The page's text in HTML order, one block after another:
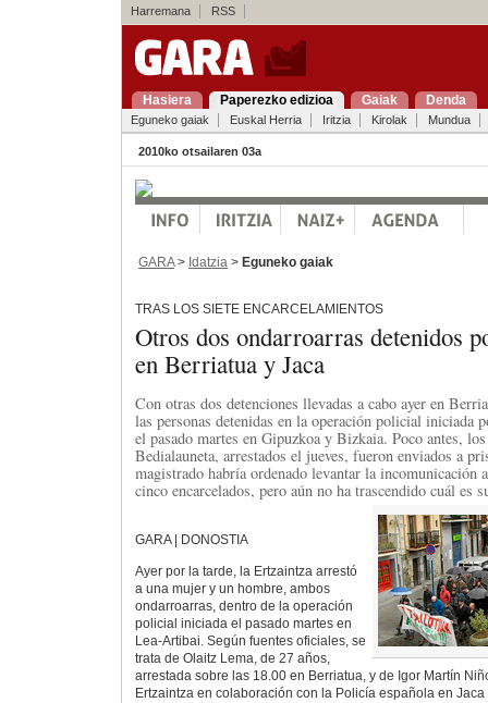
Harremana RSS
Hasiera Paperezko edizioa Gaiak Denda
Eguneko gaiak Euskal Herria Iritzia Kirolak Mundua
2010ko otsailaren 03a
GARA> Idatzia > Eguneko gaiak
TRAS LOS SIETE ENCARCELAMIENTOS
Otros dos ondarroarras detenidos
en Berriatua y Jaca
Con otras dos detenciones llevadas a cabo ayer en
las personas detenidas en la operación policial iniciada
el pasado martes en Gipuzkoa y Bizkaia. Poco antes,
Bedialauneta, arrestados el jueves, fueron enviados a
magistrado habría ordenado levantar la incomunicación
cinco encarcelados, pero aún no ha trascendido cuál es
GARA | DONOSTIA
Ayer por la tarde, la Ertzaintza arrestó
a una mujer y un hombre, ambos
ondarroarras, dentro de la operación
policial iniciada el pasado martes en
Lea-Artibai. Según fuentes oficiales, se
trata de Olaitz Lema, de 27 años,
arrestada sobre las 18.00 en Berriatua, y de Igor Martín
Ertzaintza en colaboración con la Policía española en Jaca